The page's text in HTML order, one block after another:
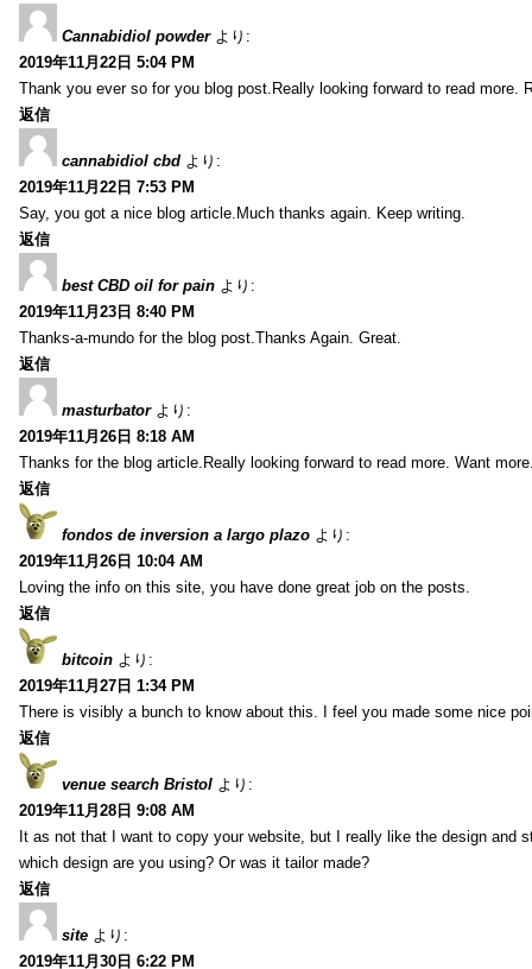
Cannabidiol powder より:
2019年11月22日 5:04 PM
Thank you ever so for you blog post.Really looking forward to read more.
返信
cannabidiol cbd より:
2019年11月22日 7:53 PM
Say, you got a nice blog article.Much thanks again. Keep writing.
返信
best CBD oil for pain より:
2019年11月23日 8:40 PM
Thanks-a-mundo for the blog post.Thanks Again. Great.
返信
masturbator より:
2019年11月26日 8:18 AM
Thanks for the blog article.Really looking forward to read more. Want
返信
fondos de inversion a largo plazo より:
2019年11月26日 10:04 AM
Loving the info on this site, you have done great job on the posts.
返信
bitcoin より:
2019年11月27日 1:34 PM
There is visibly a bunch to know about this. I feel you made some nice
返信
venue search Bristol より:
2019年11月28日 9:08 AM
It as not that I want to copy your website, but I really like the design and
which design are you using? Or was it tailor made?
返信
site より:
2019年11月30日 6:22 PM